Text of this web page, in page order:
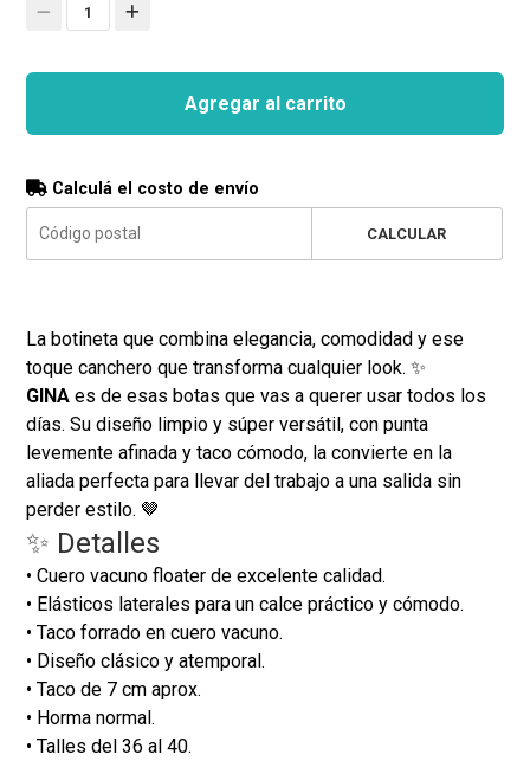
1
Agregar al carrito
Calculá el costo de envío
CALCULAR
La botineta que combina elegancia, comodidad y ese
toque canchero que transforma cualquier look. ✨
GINA es de esas botas que vas a querer usar todos los
días. Su diseño limpio y súper versátil, con punta
levemente afinada y taco cómodo, la convierte en la
aliada perfecta para llevar del trabajo a una salida sin
perder estilo. 🤎
✨ Detalles
• Cuero vacuno floater de excelente calidad.
• Elásticos laterales para un calce práctico y cómodo.
• Taco forrado en cuero vacuno.
• Diseño clásico y atemporal.
• Taco de 7 cm aprox.
• Horma normal.
• Talles del 36 al 40.